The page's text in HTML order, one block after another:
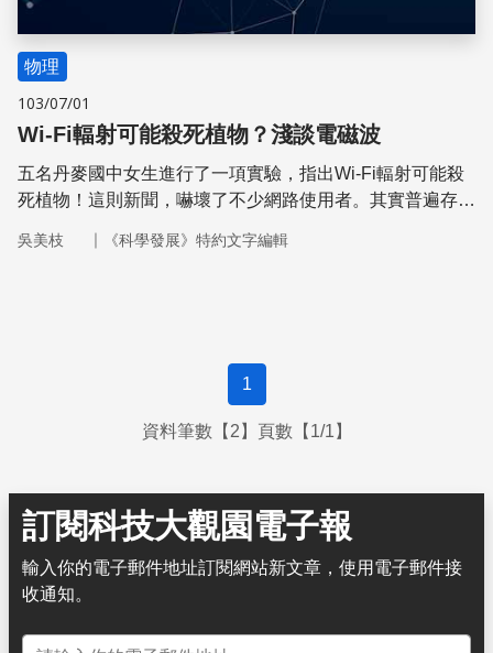
物理
103/07/01
Wi-Fi輻射可能殺死植物？淺談電磁波
五名丹麥國中女生進行了一項實驗，指出Wi-Fi輻射可能殺
死植物！這則新聞，嚇壞了不少網路使用者。其實普遍存在
嗎？
吳美枝 ｜ 《科學發展》特約文字編輯
1
資料筆數【2】頁數【1/1】
訂閱科技大觀園電子報
輸入你的電子郵件地址訂閱網站新文章，使用電子郵件接
收通知。
電子郵件地址